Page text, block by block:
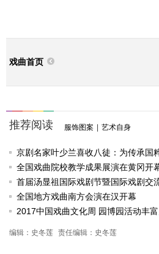
戏曲首页
推荐阅读 服饰图案 艺术自身
京剧名家叶少兰喜收八徒：为传承国
任
全国戏曲院校教学成果展演在黄冈开
戏《槐花谣》倾情..
首届汤显祖国际戏剧节暨国际戏剧交
动
全国地方戏曲南方会演在汉开幕
2017中国戏曲文化周 园博园活动丰
编辑：史冬莲 责任编辑：史冬莲